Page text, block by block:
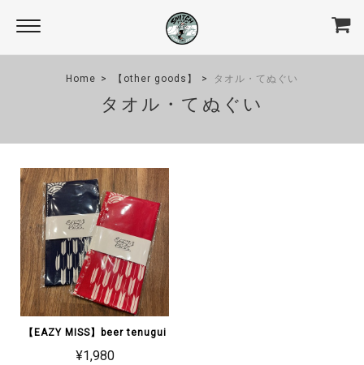
Home 【other goods】 タオル・てぬぐい
タオル・てぬぐい
【EAZY MISS】beer tenugui
¥1,980